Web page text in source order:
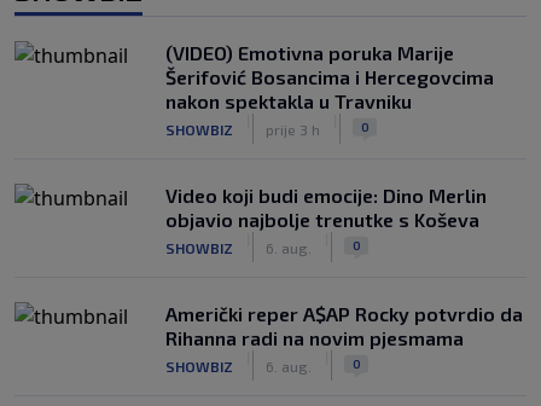
(VIDEO) Emotivna poruka Marije
Šerifović Bosancima i Hercegovcima
nakon spektakla u Travniku
SHOWBIZ prije 3 h 0
Video koji budi emocije: Dino Merlin
objavio najbolje trenutke s Koševa
SHOWBIZ 6. aug. 0
Američki reper A$AP Rocky potvrdio da
Rihanna radi na novim pjesmama
SHOWBIZ 6. aug. 0